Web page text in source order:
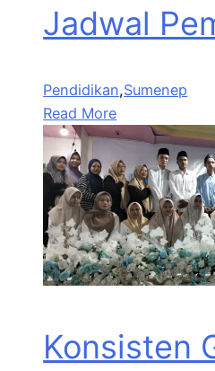
Jadwal
Pendidikan,Sumenep
Read More
Konsisten